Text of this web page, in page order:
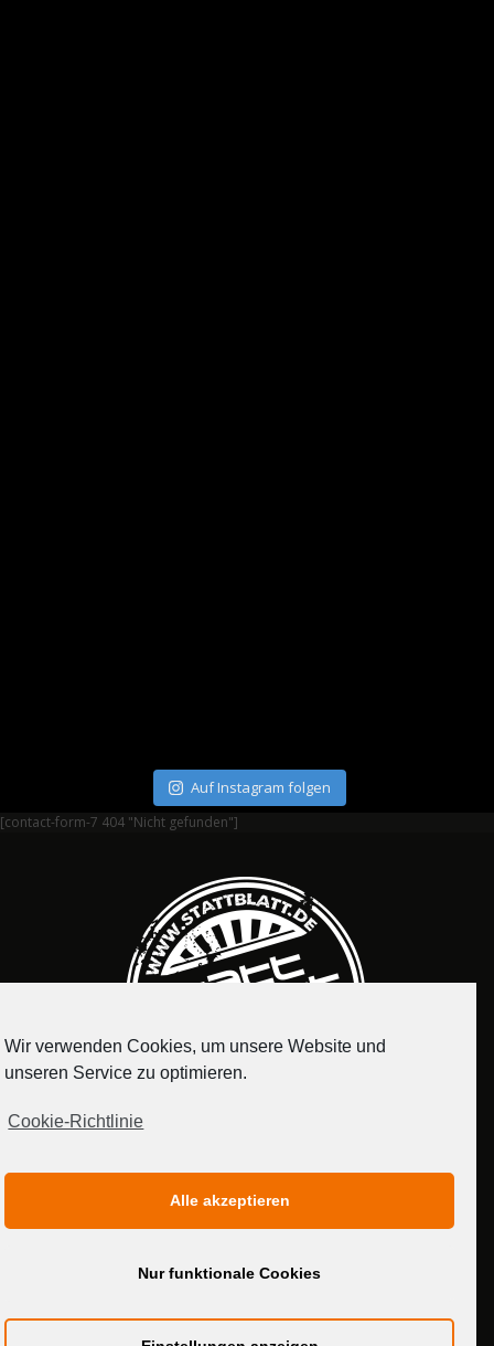
Auf Instagram folgen
[contact-form-7 404 "Nicht gefunden"]
MEDIADATEN
Wir verwenden Cookies, um unsere Website und
unseren Service zu optimieren.
Cookie-Richtlinie
Alle akzeptieren
Nur funktionale Cookies